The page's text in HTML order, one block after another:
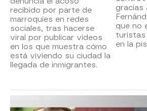
recibido por parte de
marroquíes en redes
sociales, tras hacerse
viral por publicar vídeos
en los que muestra cómo
está viviendo su ciudad la
llegada de inmigrantes.
gracias
que no
turistas
en la